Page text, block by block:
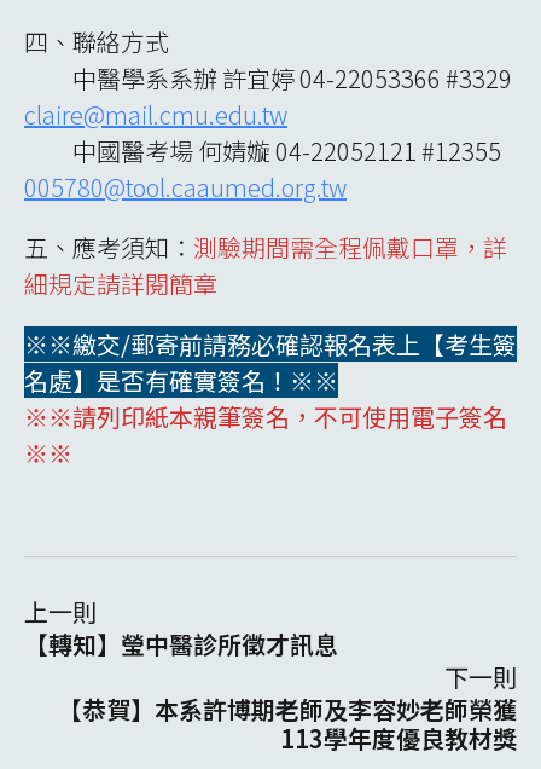
四、聯絡方式
中醫學系系辦 許宜婷 04-22053366 #3329
claire@mail.cmu.edu.tw
中國醫考場 何婧嫙 04-22052121 #12355
005780@tool.caaumed.org.tw
五、應考須知： 測驗期間需全程佩戴口罩，詳
細規定請詳閱簡章
※※繳交/郵寄前請務必確認報名表上【考生簽
名處】是否有確實簽名！※※
※※請列印紙本親筆簽名，不可使用電子簽名
※※
上一則
【轉知】瑩中醫診所徵才訊息
下一則
【恭賀】本系許博期老師及李容妙老師榮獲
113學年度優良教材獎